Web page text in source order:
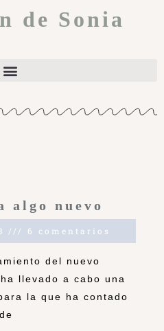
de Sonia
algo nuevo
6 comentarios
del nuevo
llevado a cabo una
la que ha contado